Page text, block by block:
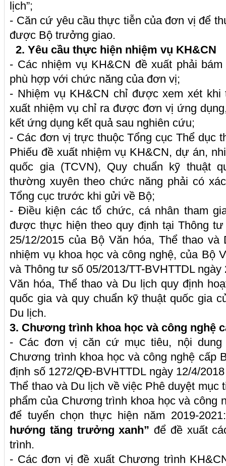
lịch”;
- Căn cứ yêu cầu thực tiễn của đơn vị để
được Bộ trưởng giao.
2. Yêu cầu thực hiện nhiệm vụ KH&CN
- Các nhiệm vụ KH&CN đề xuất phải
phù hợp với chức năng của đơn vị;
- Nhiệm vụ KH&CN chỉ được xem xét
xuất nhiệm vụ chỉ ra được đơn vị ứng
kết ứng dụng kết quả sau nghiên cứu;
- Các đơn vị trực thuộc Tổng cục Thể dục
Phiếu đề xuất nhiệm vụ KH&CN, dự án,
quốc gia (TCVN), Quy chuẩn kỹ thuật
thường xuyên theo chức năng phải có
Tổng cục trước khi gửi về Bộ;
- Điều kiện các tổ chức, cá nhân tham
được thực hiện theo quy định tại Thông tư
25/12/2015 của Bộ Văn hóa, Thể thao
nhiệm vụ khoa học và công nghệ, của Bộ
và Thông tư số 05/2013/TT-BVHTTDL
Văn hóa, Thể thao và Du lịch quy định
quốc gia và quy chuẩn kỹ thuật quốc gia
Du lịch.
3. Chương trình khoa học và công nghệ
- Các đơn vị căn cứ mục tiêu, nội
Chương trình khoa học và công nghệ cấp
định số 1272/QĐ-BVHTTDL ngày 12/4/
Thể thao và Du lịch về việc Phê duyệt mục
phẩm của Chương trình khoa học và công
để tuyển chọn thực hiện năm 2019-
hướng tăng trưởng xanh” để đề xuất
trình.
- Các đơn vị đề xuất Chương trình